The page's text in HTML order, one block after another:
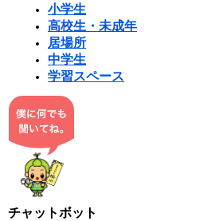
小学生
高校生・未成年
居場所
中学生
学習スペース
チャットボット